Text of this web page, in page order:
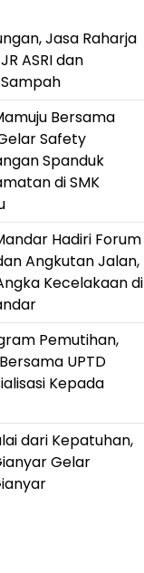
Jasa Raharja
ASRI dan
Bersama
Safety
Spanduk
di SMK
Hadiri Forum
Angkutan Jalan,
Kecelakaan di
Pemutihan,
UPTD
Kepada
dari Kepatuhan,
Gelar